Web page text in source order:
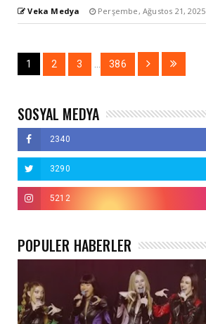
Veka Medya Perşembe, Ağustos 21, 2025
1 2 3 386
SOSYAL MEDYA
2340
3290
5212
POPÜLER HABERLER